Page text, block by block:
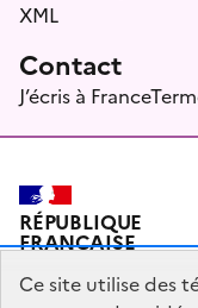
XML
Contact
J’écris à
RÉPUBLIQUE
FRANÇAISE
Ce site utilise des